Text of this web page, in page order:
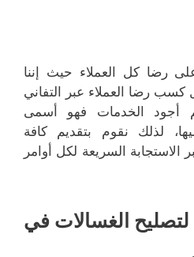
رضا كل العملاء حيث إننا
رضا العملاء عبر التفاني
أجود الخدمات فهو أسمى
لذلك نقوم بتقديم كافة
السريعة لكل أوامر
لتصليح الغسالات في